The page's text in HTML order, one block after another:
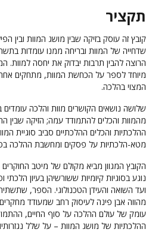
תקציר
קובץ זה עוסק בזיקה שבין מושג המוות ובין
שדחייה של המוות ובריחה ממנו עומדות
הרוצה להבין תרבות יבדוק את יחסה למוות.
מיוחד לספר על הכחשת המוות, מתחקים אחר
המצוי בהלכה.
שלושה נושאים הקושרים מוות והלכה
מהמוות והכלים להתמודד עמה; הזיקה שבין
ההלכתיות והכלים ההלכתיים סביב סוגיית
מטא-הלכתיות על פסקים ומחשבת ההלכה
הקובץ המגוון מביא מקולם של מיטב
נוגע בסוגיות קיומיות ששורשיהן בעיון
ועד השואה והעידן הטכנולוגי. הספר,
מהווה אבן פינה לעיסוק רחב שמעודד
עומק של עולם ההלכה על סוף החיים,
ההלכתיות של מושג המוות – על שלל